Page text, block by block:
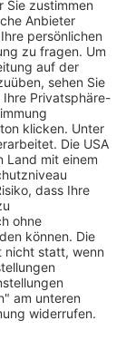
02.08.2023